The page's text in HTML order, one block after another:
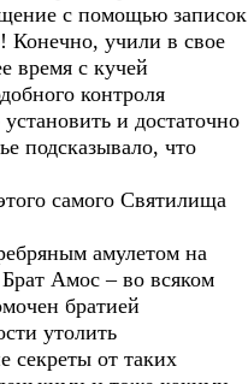
с помощью записок
Конечно, учили в свое
время с кучей
контроля
и достаточно
подсказывало, что
самого Святилища
амулетом на
Амос – во всяком
братией
утолить
секреты от таких